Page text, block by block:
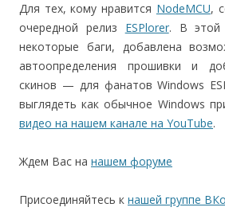
Для тех, кому нравится NodeMCU,
очередной релиз ESPlorer. В этой
некоторые баги, добавлена
автоопределения прошивки и
скинов — для фанатов Windows
выглядеть как обычное Windows
видео на нашем канале на YouTube.
Ждем Вас на нашем форуме
Присоединяйтесь к нашей группе